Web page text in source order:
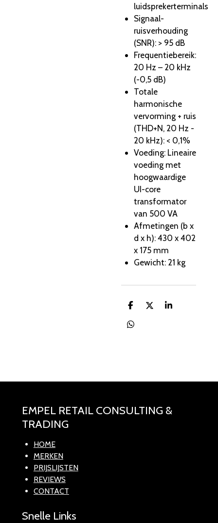
luidsprekerterminals
Signaal-
ruisverhouding
(SNR): > 95 dB
Frequentiebereik:
20 Hz – 20 kHz
(-0,5 dB)
Totale
harmonische
vervorming + ruis
(THD+N, 20 Hz -
20 kHz): < 0,1%
Voeding: Lineaire
voeding met
hoogwaardige
UI-core
transformator
van 500 VA
Afmetingen (b x
d x h): 430 x 402
x 175 mm
Gewicht: 21 kg
D
l
D
S
D
EMPEL RETAIL CONSULTING &
TRADING
HOME
MERKEN
PRIJSLIJSTEN
REVIEWS
CONTACT
Snelle Links